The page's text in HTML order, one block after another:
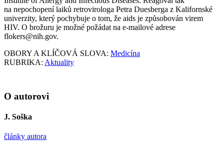
na nepochopení laiků retrovirologa Petra Duesberga z Kalifornské
univerzity, který pochybuje o tom, že aids je způsobován virem
HIV. O brožuru je možné požádat na e-mailové adrese
flokers@nih.gov.
OBORY A KLÍČOVÁ SLOVA: Medicína
RUBRIKA: Aktuality
O autorovi
J. Soška
články autora